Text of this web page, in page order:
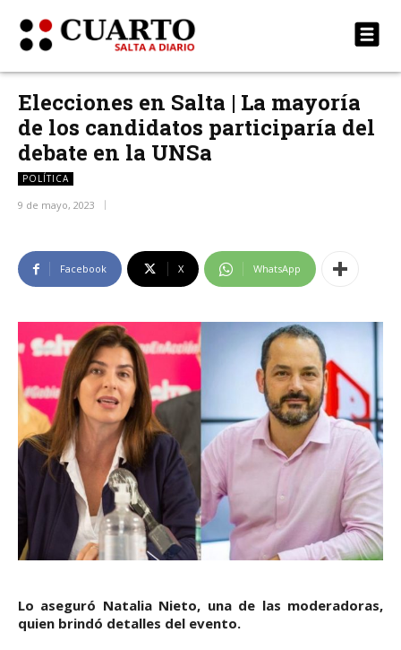
Elecciones en Salta | La mayoría
de los candidatos participaría del
debate en la UNSa
POLÍTICA
9 de mayo, 2023
Facebook X WhatsApp
Lo aseguró Natalia Nieto, una de las moderadoras,
quien brindó detalles del evento.